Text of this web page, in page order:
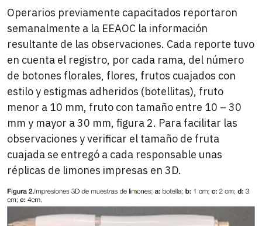
Operarios previamente capacitados reportaron
semanalmente a la EEAOC la información
resultante de las observaciones. Cada reporte tuvo
en cuenta el registro, por cada rama, del número
de botones florales, flores, frutos cuajados con
estilo y estigmas adheridos (botellitas), fruto
menor a 10 mm, fruto con tamaño entre 10 – 30
mm y mayor a 30 mm, figura 2. Para facilitar las
observaciones y verificar el tamaño de fruta
cuajada se entregó a cada responsable unas
réplicas de limones impresas en 3D.